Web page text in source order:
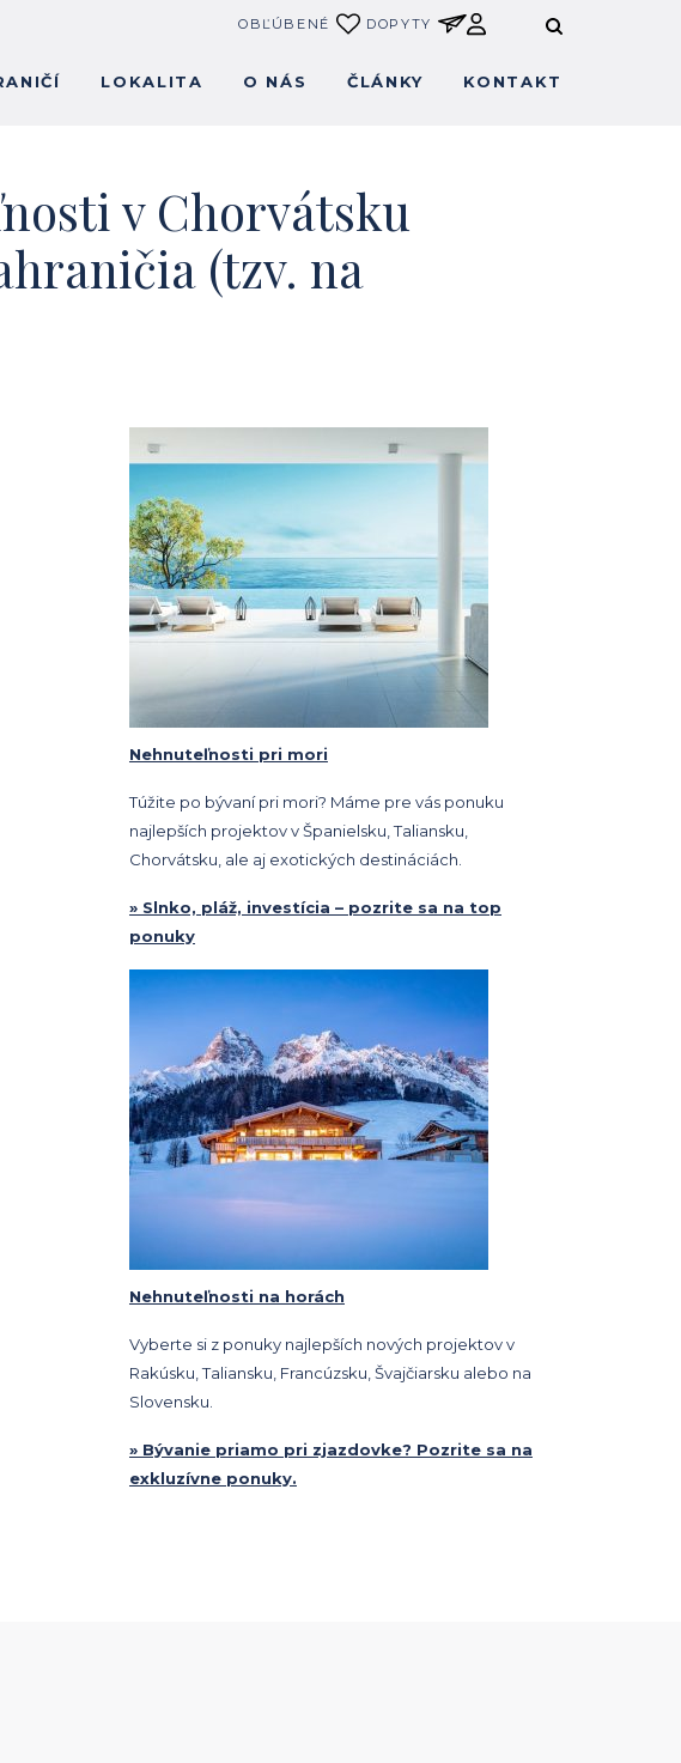
OBĽÚBENÉ DOPYTY
LOKALITA O NÁS ČLÁNKY KONTAKT
v Chorvátsku
(tzv. na
Nehnuteľnosti pri mori
Túžite po bývaní pri mori? Máme pre vás ponuku
najlepších projektov v Španielsku, Taliansku,
Chorvátsku, ale aj exotických destináciách.
» Slnko, pláž, investícia – pozrite sa na top
ponuky
Nehnuteľnosti na horách
Vyberte si z ponuky najlepších nových projektov v
Rakúsku, Taliansku, Francúzsku, Švajčiarsku alebo na
Slovensku.
» Bývanie priamo pri zjazdovke? Pozrite sa na
exkluzívne ponuky.